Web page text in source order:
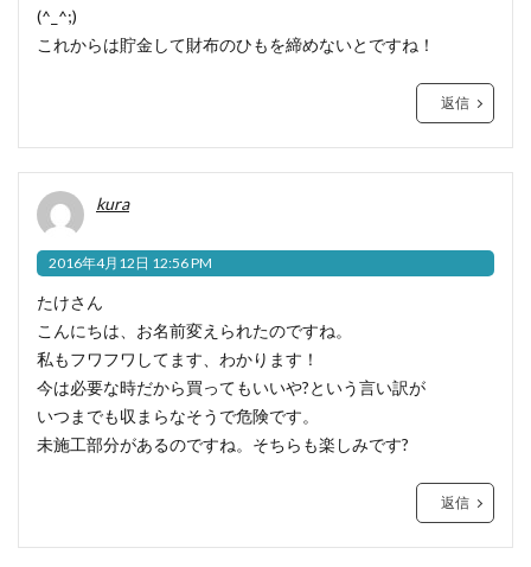
(^_^;)
これからは貯金して財布のひもを締めないとですね！
返信
kura
2016年4月12日 12:56 PM
たけさん
こんにちは、お名前変えられたのですね。
私もフワフワしてます、わかります！
今は必要な時だから買ってもいいや?という言い訳が
いつまでも収まらなそうで危険です。
未施工部分があるのですね。そちらも楽しみです?
返信